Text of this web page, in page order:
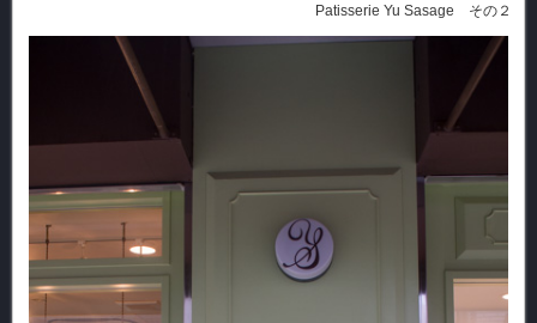
Patisserie Yu Sasage その２